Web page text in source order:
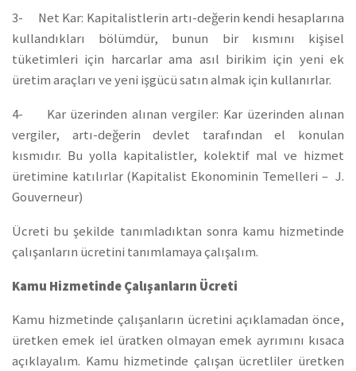
3- Net Kar: Kapitalistlerin artı-değerin kendi hesaplarına
kullandıkları bölümdür, bunun bir kısmını kişisel
tüketimleri için harcarlar ama asıl birikim için yeni ek
üretim araçları ve yeni işgücü satın almak için kullanırlar.
4- Kar üzerinden alınan vergiler: Kar üzerinden alınan
vergiler, artı-değerin devlet tarafından el konulan
kısmıdır. Bu yolla kapitalistler, kolektif mal ve hizmet
üretimine katılırlar (Kapitalist Ekonominin Temelleri – J.
Gouverneur)
Ücreti bu şekilde tanımladıktan sonra kamu hizmetinde
çalışanların ücretini tanımlamaya çalışalım.
Kamu Hizmetinde Çalışanların Ücreti
Kamu hizmetinde çalışanların ücretini açıklamadan önce,
üretken emek iel üratken olmayan emek ayrımını kısaca
açıklayalım. Kamu hizmetinde çalışan ücretliler üretken